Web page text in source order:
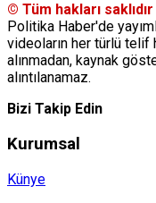
© Tüm hakları saklıdır
Politika Haber'de
videoların her türlü telif
alınmadan, kaynak
alıntılanamaz.
Bizi Takip Edin
Kurumsal
Künye